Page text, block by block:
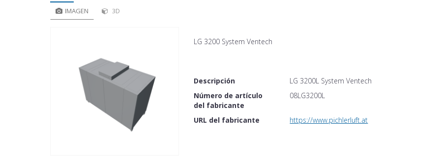
IMAGEN 3D
LG 3200 System Ventech
Descripción
LG 3200L System Ventech
Número de artículo
del fabricante
08LG3200L
URL del fabricante https://www.pichlerluft.at